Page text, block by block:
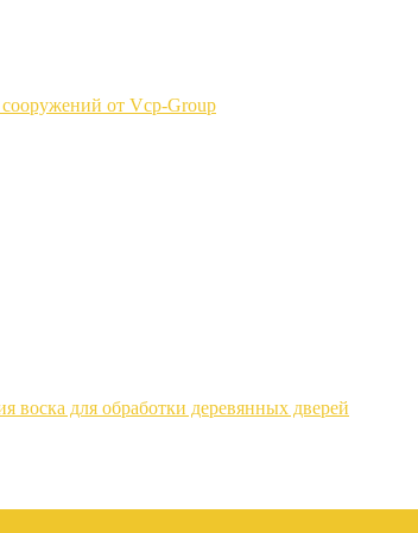
от Vcp-Group
воска для обработки деревянных дверей